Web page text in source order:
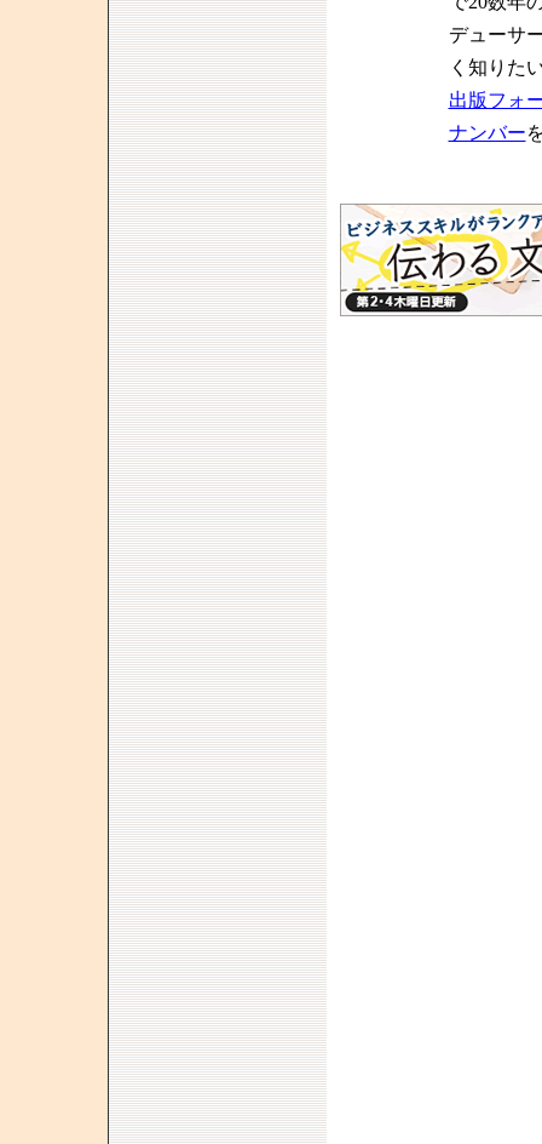
デューサ
く知りた
出版フォ
ナンバー